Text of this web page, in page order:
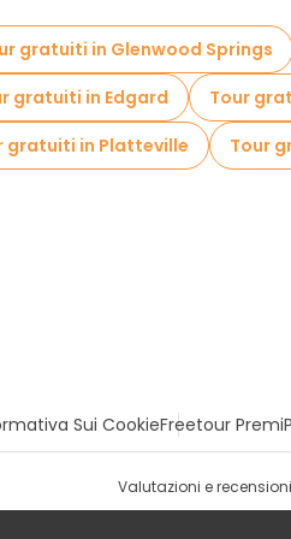
gratuiti in Glenwood Springs
gratuiti in Edgard
Tour
gratuiti in Platteville
Tour
Sui CookieFreetour Premi
Valutazioni e